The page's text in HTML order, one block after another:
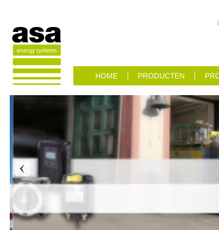
HOME PRODUCTEN